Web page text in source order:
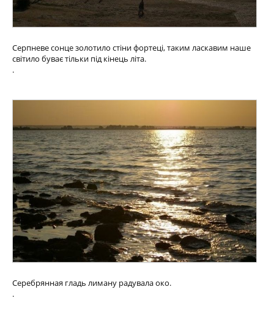
Серпневе сонце золотило стіни фортеці, таким ласкавим наше
світило буває тільки під кінець літа.
.
Серебрянная гладь лиману радувала око.
.